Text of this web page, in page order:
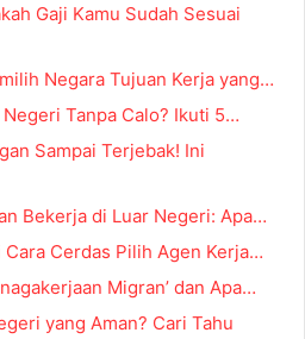
Gaji Kamu Sudah Sesuai
Negara Tujuan Kerja yang…
Tanpa Calo? Ikuti 5…
Sampai Terjebak! Ini
Bekerja di Luar Negeri: Apa…
Cerdas Pilih Agen Kerja…
Migran’ dan Apa…
yang Aman? Cari Tahu